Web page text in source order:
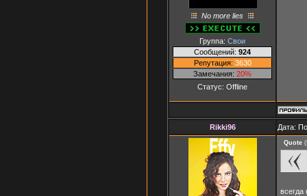
No more lies
Группа: Свои
Сообщений: 924
Репутация: 3630
Замечания: 20%
Статус: Offline
Rikki96 Дата:
Quote (
всегда